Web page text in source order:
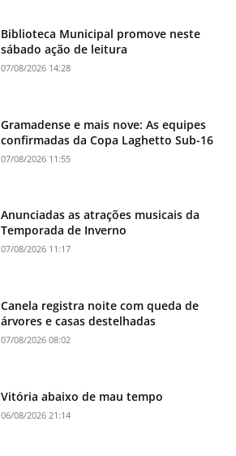
Biblioteca Municipal promove neste
sábado ação de leitura
07/08/2026 14:28
Gramadense e mais nove: As equipes
confirmadas da Copa Laghetto Sub-16
07/08/2026 11:55
Anunciadas as atrações musicais da
Temporada de Inverno
07/08/2026 11:17
Canela registra noite com queda de
árvores e casas destelhadas
07/08/2026 08:02
Vitória abaixo de mau tempo
06/08/2026 21:14